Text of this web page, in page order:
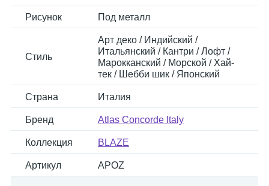
Рисунок Под металл
Стиль
Арт деко / Индийский /
Итальянский / Кантри / Лофт /
Марокканский / Морской / Хай-
тек / Шебби шик / Японский
Страна Италия
Бренд Atlas Concorde Italy
Коллекция BLAZE
Артикул APOZ